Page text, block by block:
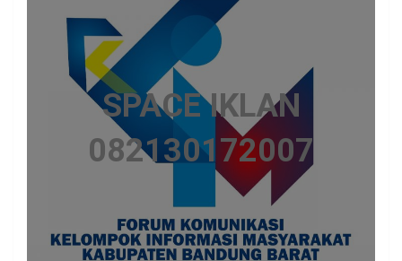
SPACE IKLAN
082130172007